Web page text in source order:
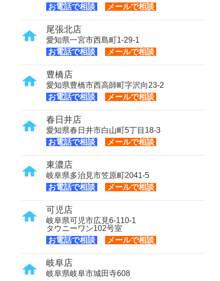
お電話で相談
メールで相談
尾張北店
愛知県一宮市西島町1-29-1
お電話で相談
メールで相談
豊橋店
愛知県豊橋市西高師町字沢向23-2
お電話で相談
メールで相談
春日井店
愛知県春日井市白山町5丁目18-3
お電話で相談
メールで相談
東濃店
岐阜県多治見市笠原町2041-5
お電話で相談
メールで相談
可児店
岐阜県可児市広見6-110-1
タウニーワン102号室
お電話で相談
メールで相談
岐阜店
岐阜県岐阜市城田寺608